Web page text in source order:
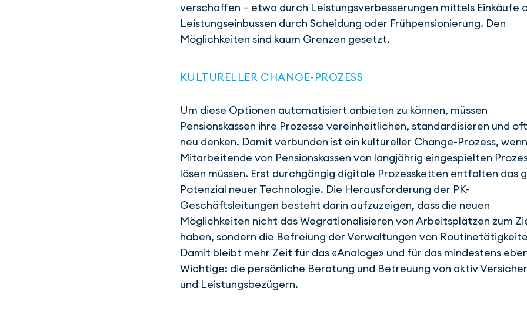
verschaffen – etwa durch Leistungs­verbesserungen mittels Einkäufe
Leistungs­einbussen durch Scheidung oder Früh­pensionierung. Den
Möglichkeiten sind kaum Grenzen gesetzt.
KULTURELLER CHANGE-PROZESS
Um diese Optionen automatisiert anbieten zu können, müssen
Pensionskassen ihre Prozesse vereinheitlichen, standardisieren und
neu denken. Damit verbunden ist ein kultureller Change-Prozess,
Mitarbeitende von Pensionskassen von langjährig eingespielten
lösen müssen. Erst durchgängig digitale Prozessketten entfalten das
Potenzial neuer Technologie. Die Heraus­forderung der PK-
Geschäftsleitungen besteht darin aufzuzeigen, dass die neuen
Möglichkeiten nicht das Wegrationalisieren von Arbeitsplätzen zum
haben, sondern die Befreiung der Verwaltungen von
Damit bleibt mehr Zeit für das «Analoge» und für das mindestens
Wichtige: die persönliche Beratung und Betreuung von aktiv
und Leistungsbezügern.